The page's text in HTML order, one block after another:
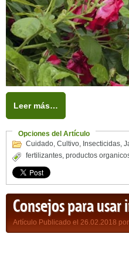
Leer más…
Opciones del Artículo
Cuidado, Cultivo, Insecticidas,
fertilizantes, productos
Consejos para usar
Artículo Publicado el 26.02.2018 por